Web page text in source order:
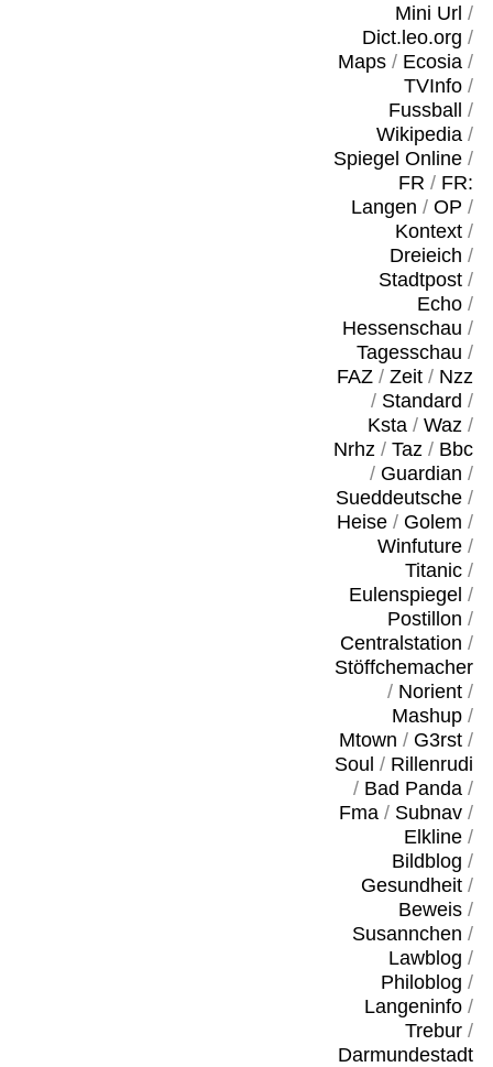
Mini Url /
Dict.leo.org /
Maps/ Ecosia/
TVInfo/
Fussball
/
Wikipedia/
Spiegel Online/
FR / FR:
Langen / OP /
Kontext/
Dreieich /
Stadtpost/
Echo/
Hessenschau /
Tagesschau /
FAZ/ Zeit/ Nzz
/ Standard /
Ksta/ Waz/
Nrhz/ Taz/ Bbc
/ Guardian /
Sueddeutsche/
Heise/ Golem /
Winfuture/
Titanic/
Eulenspiegel /
Postillon /
Centralstation /
Stöffchemacher
/ Norient/
Mashup/
Mtown / G3rst/
Soul / Rillenrudi
/ Bad Panda/
Fma/ Subnav/
Elkline/
Bildblog /
Gesundheit/
Beweis/
Susannchen /
Lawblog /
Philoblog /
Langeninfo/
Trebur/
Darmundestadt